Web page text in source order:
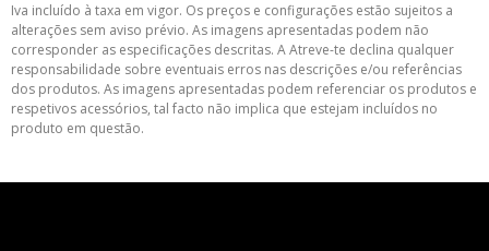
Iva incluído à taxa em vigor. Os preços e configurações estão sujeitos a
alterações sem aviso prévio. As imagens apresentadas podem não
corresponder as especificações descritas. A Atreve-te declina qualquer
responsabilidade sobre eventuais erros nas descrições e/ou referências
dos produtos. As imagens apresentadas podem referenciar os produtos e
respetivos acessórios, tal facto não implica que estejam incluídos no
produto em questão.